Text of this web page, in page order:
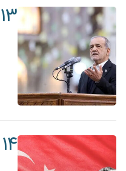
۱۳
۱۴